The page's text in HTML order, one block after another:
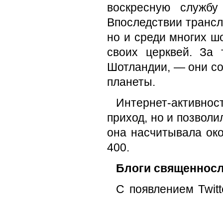
воскресную
Впоследствии
но и среди многих
своих церквей. За
Шотландии, — они
планеты.
Интернет-
приход, но и
она насчитывала
400.
Блоги
С появлением